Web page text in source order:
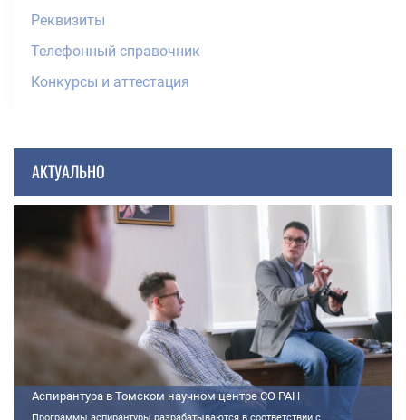
Реквизиты
Телефонный справочник
Конкурсы и аттестация
АКТУАЛЬНО
Аспирантура в Томском научном центре СО РАН